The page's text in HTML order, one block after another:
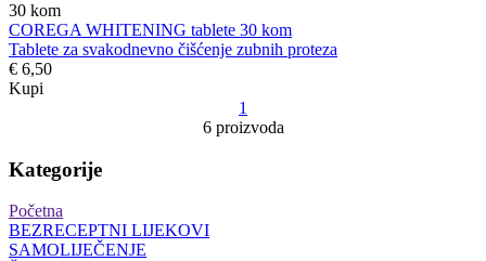
30 kom
COREGA WHITENING tablete 30 kom
Tablete za svakodnevno čišćenje zubnih proteza
€ 6,50
Kupi
1
6 proizvoda
Kategorije
Početna
BEZRECEPTNI LIJEKOVI
SAMOLIJEČENJE